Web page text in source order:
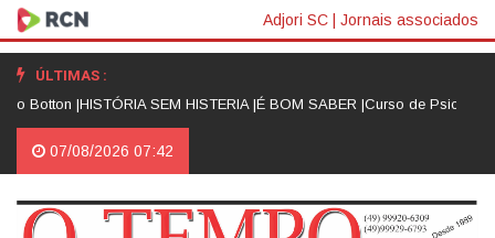
Adjori SC | Jornais associados
ÚLTIMAS :
Botton | HISTÓRIA SEM HISTERIA | É BOM SABER | Curso de
07/08/2026 07:42